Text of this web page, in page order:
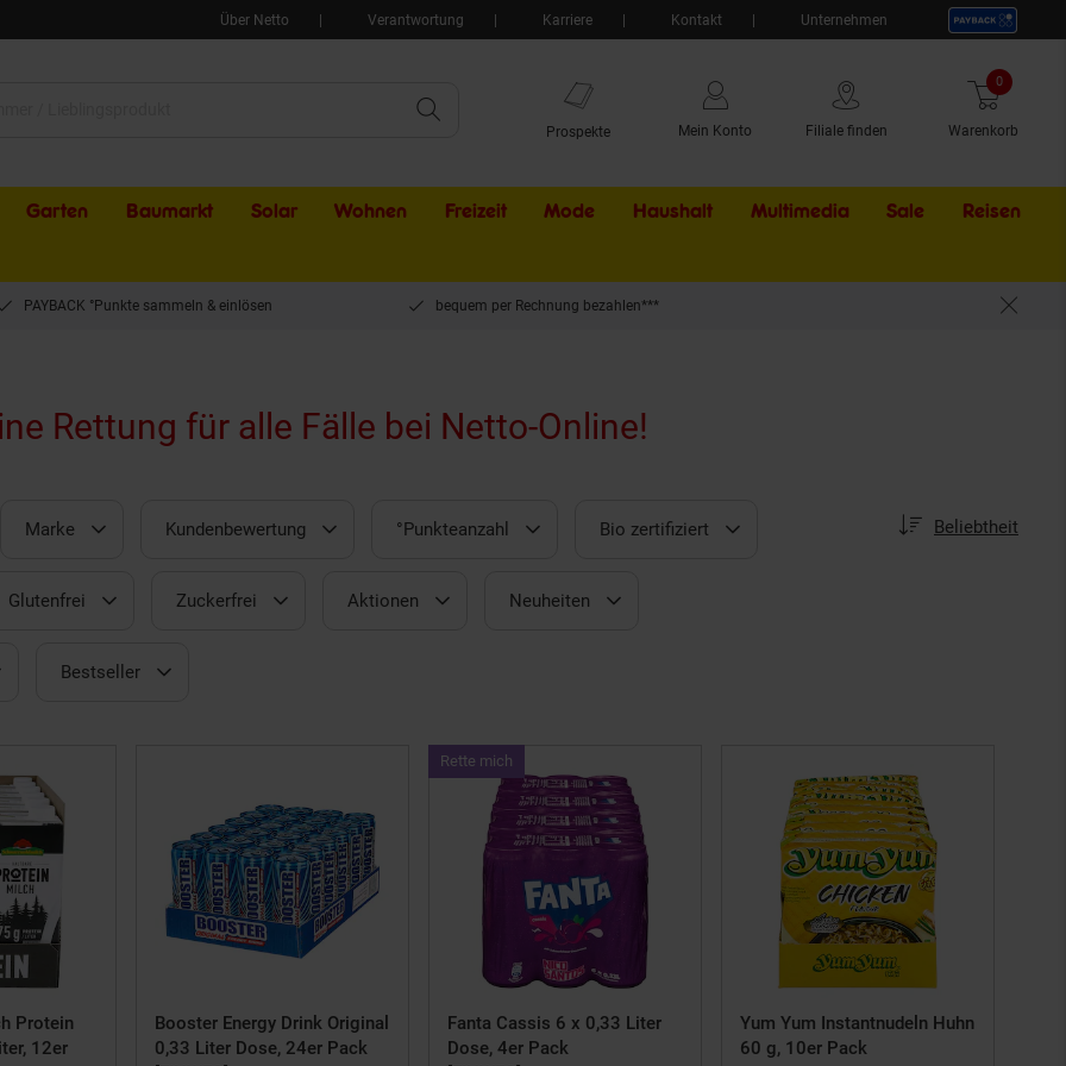
Über Netto Verantwortung Karriere Kontakt Unternehmen
Prospekte Mein Konto Filiale finden Warenkorb
0 Artikel
Garten Baumarkt Solar Wohnen Freizeit Mode Haushalt Multimedia Sale Externer
Reisen
PAYBACK °Punkte sammeln & einlösen bequem per Rechnung bezahlen***
Rettung für alle Fälle bei Netto-Online!
Marke Kundenbewertung °Punkteanzahl Bio zertifiziert
Glutenfrei Zuckerfrei Aktionen Neuheiten
Bestseller
SortierungSortierung:
Beliebtheit
Protein
12er
Booster Energy Drink Original
0,33 Liter Dose, 24er Pack
Fanta Cassis 6 x 0,33 Liter
Dose, 4er Pack
Rette michKampagnen
ArtikelRette
mich
Yum Yum Instantnudeln Huhn
60 g, 10er Pack